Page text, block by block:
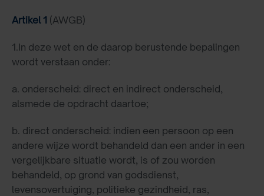
Artikel 1 (AWGB)
1.In deze wet en de daarop berustende bepalingen
wordt verstaan onder:
a. onderscheid: direct en indirect onderscheid,
alsmede de opdracht daartoe;
b. direct onderscheid: indien een persoon op een
andere wijze wordt behandeld dan een ander in een
vergelijkbare situatie wordt, is of zou worden
behandeld, op grond van godsdienst,
levensovertuiging, politieke gezindheid, ras,